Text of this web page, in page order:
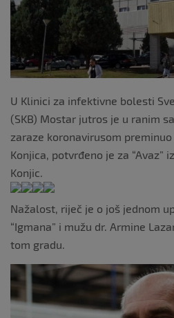
U Klinici za infektivne bolesti
(SKB) Mostar jutros je u ranim
zaraze koronavirusom
Konjica, potvrđeno je za “Avaz”
Konjic.
Nažalost, riječ je o još jednom
“Igmana” i mužu dr. Armine
tom gradu.